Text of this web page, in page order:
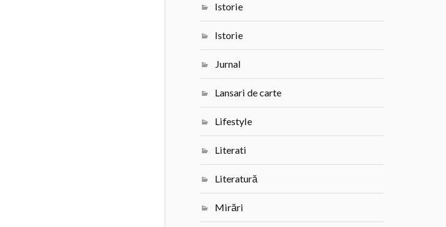
Istorie
Istorie
Jurnal
Lansari de carte
Lifestyle
Literati
Literatură
Mirări